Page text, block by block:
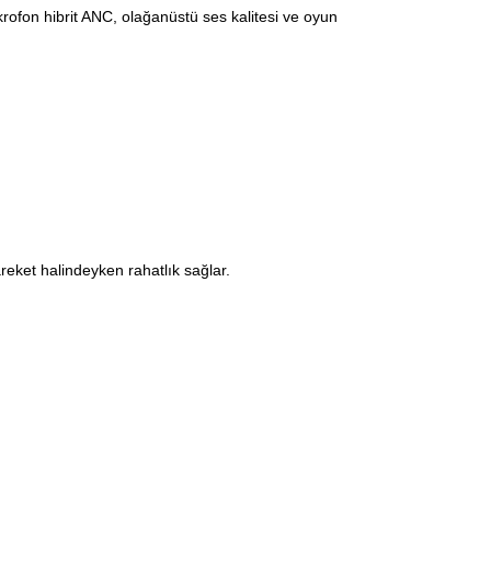
hibrit ANC, olağanüstü ses kalitesi ve oyun
halindeyken rahatlık sağlar.